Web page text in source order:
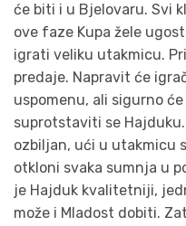
će biti i u Bjelovaru. Svi
ove faze Kupa žele
igrati veliku utakmicu.
predaje. Napravit će
uspomenu, ali sigurno
suprotstaviti se
ozbiljan, ući u utakmicu
otkloni svaka sumnja u
je Hajduk kvalitetniji,
može i Mladost dobiti.